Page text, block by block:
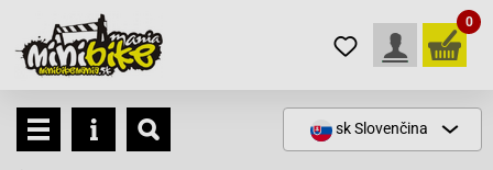
0
skSlovenčina